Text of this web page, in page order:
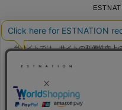
会社概要
個人情報保護方針
当サイトでは、サイトの利便性向上
ーの使用に同意したことになりま
ー
をご確認ください。